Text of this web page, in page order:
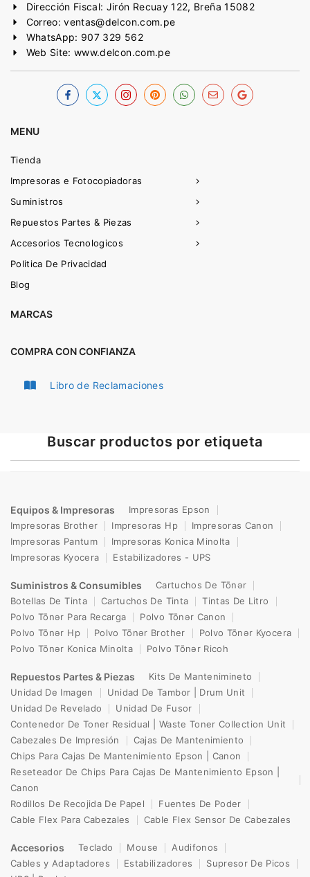
Dirección Fiscal: Jirón Recuay 122, Breña 15082
Correo: ventas@delcon.com.pe
WhatsApp: 907 329 562
Web Site: www.delcon.com.pe
MENU
Tienda
Impresoras e Fotocopiadoras
Suministros
Repuestos Partes & Piezas
Accesorios Tecnologicos
Politica De Privacidad
Blog
MARCAS
COMPRA CON CONFIANZA
Libro de Reclamaciones
Buscar productos por etiqueta
Equipos & Impresoras
Impresoras Epson
Impresoras Brother
Impresoras Hp
Impresoras Canon
Impresoras Pantum
Impresoras Konica Minolta
Impresoras Kyocera
Estabilizadores - UPS
Suministros & Consumibles
Cartuchos De Tōnər
Botellas De Tinta
Cartuchos De Tinta
Tintas De Litro
Polvo Tōnər Para Recarga
Polvo Tōnər Canon
Polvo Tōnər Hp
Polvo Tōnər Brother
Polvo Tōnər Kyocera
Polvo Tōnər Konica Minolta
Polvo Tōnər Ricoh
Repuestos Partes & Piezas
Kits De Mantenimineto
Unidad De Imagen
Unidad De Tambor | Drum Unit
Unidad De Revelado
Unidad De Fusor
Contenedor De Toner Residual | Waste Toner Collection Unit
Cabezales De Impresión
Cajas De Mantenimiento
Chips Para Cajas De Mantenimiento Epson | Canon
Reseteador De Chips Para Cajas De Mantenimiento Epson |
Canon
Rodillos De Recojida De Papel
Fuentes De Poder
Cable Flex Para Cabezales
Cable Flex Sensor De Cabezales
Accesorios Teclado Mouse
Audifonos
Cables y Adaptadores
Estabilizadores
Supresor De Picos